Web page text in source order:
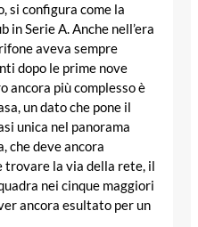
si configura come la
in Serie A. Anche nell’era
aveva sempre
dopo le prime nove
ancora più complesso è
un dato che pone il
unica nel panorama
che deve ancora
trovare la via della rete, il
nei cinque maggiori
ancora esultato per un